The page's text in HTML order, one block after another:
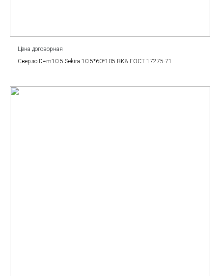
Цена договорная
Сверло D=m10.5 Sekira 10.5*60*105 BK8 ГОСТ 17275-71